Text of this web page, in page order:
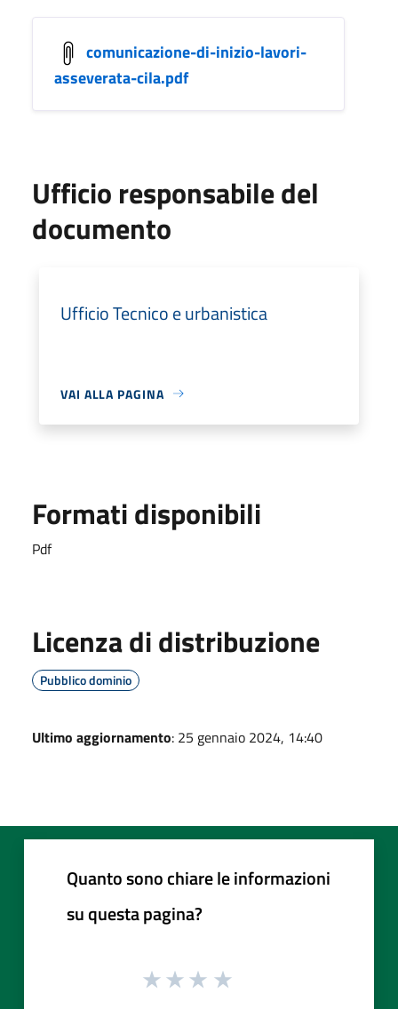
comunicazione-di-inizio-lavori-
asseverata-cila.pdf
Ufficio responsabile del
documento
Ufficio Tecnico e urbanistica
VAI ALLA PAGINA
Formati disponibili
Pdf
Licenza di distribuzione
Pubblico dominio
Ultimo aggiornamento: 25 gennaio 2024, 14:40
Quanto sono chiare le informazioni
su questa pagina?